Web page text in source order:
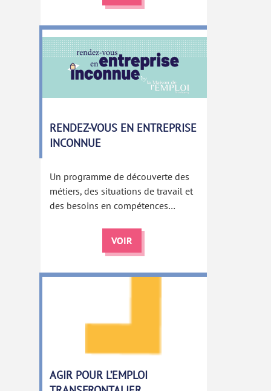
RENDEZ-VOUS EN ENTREPRISE
INCONNUE
Un programme de découverte des
métiers, des situations de travail et
des besoins en compétences…
VOIR
AGIR POUR L’EMPLOI